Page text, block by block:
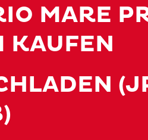
MARE
KAUFEN